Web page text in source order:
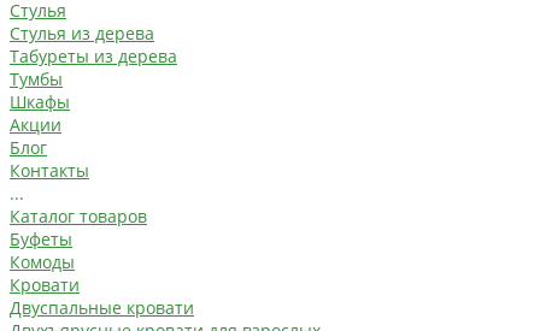
Стулья
Стулья из дерева
Табуреты из дерева
Тумбы
Шкафы
Акции
Блог
Контакты
...
Каталог товаров
Буфеты
Комоды
Кровати
Двуспальные кровати